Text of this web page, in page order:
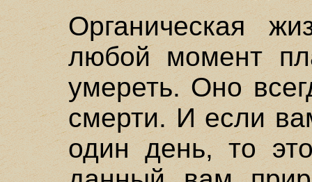
Органическая
любой момент
умереть. Оно
смерти. И если
один день, то